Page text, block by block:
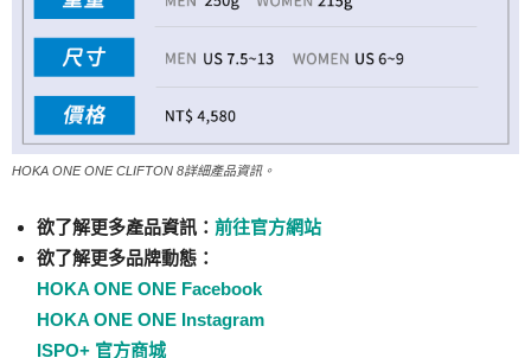
HOKA ONE ONE CLIFTON 8詳細產品資訊。
欲了解更多產品資訊： 前往官方網站
欲了解更多品牌動態：
HOKA ONE ONE Facebook
HOKA ONE ONE Instagram
ISPO+ 官方商城